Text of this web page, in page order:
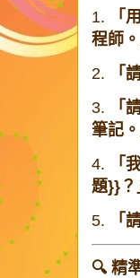
1.
「
程師。
2.
「
3.
「
筆記。
4.
「
題}}？
5.
「
🔍 精